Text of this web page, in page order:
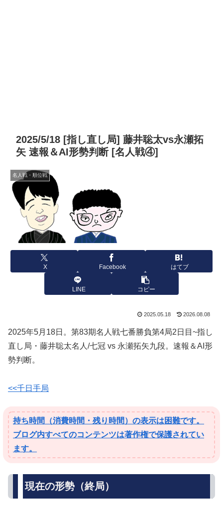
2025/5/18 [指し直し局] 藤井聡太vs永瀬拓
矢 速報＆AI形勢判断 [名人戦④]
名人戦・順位戦
X Facebook はてブ
LINE コピー
2025.05.18 2026.08.08
2025年5月18日。第83期名人戦七番勝負第4局2日目~指し
直し局・藤井聡太名人/七冠 vs 永瀬拓矢九段。速報＆AI形
勢判断。
<<千日手局
持ち時間（消費時間・残り時間）の表示は困難です。
ブログ内すべてのコンテンツは著作権で保護されてい
ます。
現在の形勢（終局）